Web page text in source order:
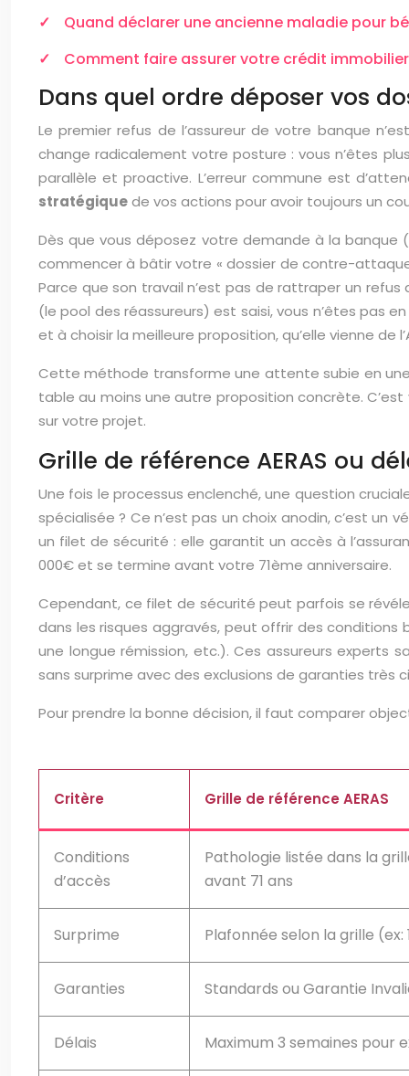
Quand déclarer une ancienne maladie pour
Comment faire assurer votre crédit
Dans quel ordre déposer vos
Le premier refus de l’assureur de votre banque
change radicalement votre posture : vous n’êtes
parallèle et proactive. L’erreur commune est
stratégiquede vos actions pour avoir toujours un
Dès que vous déposez votre demande à la banque
commencer à bâtir votre « dossier de contre-
Parce que son travail n’est pas de rattraper un refus
(le pool des réassureurs) est saisi, vous n’êtes pas
et à choisir la meilleure proposition, qu’elle vienne de
Cette méthode transforme une attente subie en une
table au moins une autre proposition concrète.
sur votre projet.
Grille de référence AERAS ou
Une fois le processus enclenché, une question
spécialisée ? Ce n’est pas un choix anodin, c’est un
un filet de sécurité : elle garantit un accès à
000€ et se termine avant votre 71ème anniversaire.
Cependant, ce filet de sécurité peut parfois se
dans les risques aggravés, peut offrir des
une longue rémission, etc.). Ces assureurs experts
sans surprime avec des exclusions de garanties très
Pour prendre la bonne décision, il faut comparer
Critère Grille de référence AERAS
Conditions
d’accès
Pathologie listée dans la
avant 71 ans
Surprime Plafonnée selon la grille (ex:
Garanties Standards ou Garantie
Délais Maximum 3 semaines pour